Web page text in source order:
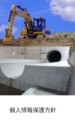
個人情報保護方針